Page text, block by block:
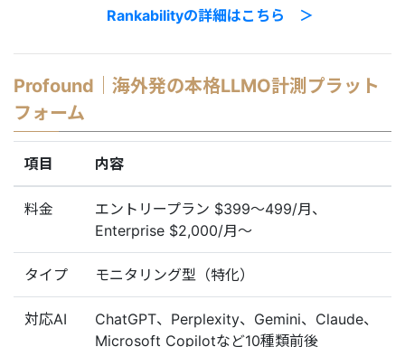
Rankabilityの詳細はこちら ＞
Profound｜海外発の本格LLMO計測プラット
フォーム
項目 内容
料金
エントリープラン $399〜499/月、
Enterprise $2,000/月〜
タイプ モニタリング型（特化）
対応AI
ChatGPT、Perplexity、Gemini、Claude、
Microsoft Copilotなど10種類前後